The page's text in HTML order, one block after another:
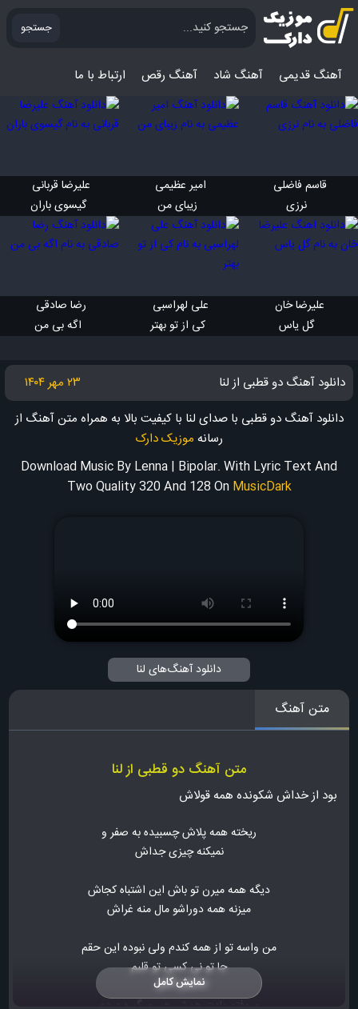
جستجو
آهنگ قدیمی آهنگ‌ شاد آهنگ رقص ارتباط با ما
قاسم فاضلی
نرزی
امیر عظیمی
زیبای من
علیرضا قربانی
گیسوی باران
علیرضا خان
گل یاس
علی لهراسبی
کی از تو بهتر
رضا صادقی
اگه بی من
دانلود آهنگ دو قطبی از لنا
۲۳ مهر ۱۴۰۴
دانلود آهنگ دو قطبی با صدای لنا با کیفیت بالا به همراه متن آهنگ از
رسانه موزیک دارک
Download Music By Lenna | Bipolar. With Lyric Text And
Two Quality 320 And 128 On MusicDark
دانلود آهنگ‌های لنا
متن آهنگ
متن آهنگ دو قطبی از لنا
بود از خداش شکونده همه قولاش
ریخته همه پلاش چسبیده به صفر و
نمیکنه چیزی جداش
دیگه همه میرن تو باش این اشتباه کجاش
میزنه همه دوراشو مال منه غراش
من واسه تو از همه کندم ولی نبوده این حقم
جا تو نی کسی تو قلبم
نمایش کامل